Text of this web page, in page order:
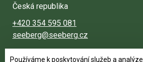
Používáme k poskytování služeb a analýze
Česká republika
+420 354 595 081
seeberg@seeberg.cz